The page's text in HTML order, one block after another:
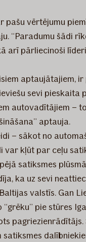
vērtējumu
“Paradumu šādi
arī pārliecinoši
sevi pieskaita
autovadītājiem –
aptauja.
– sākot no
kļūt par ceļu
satiksmes
ka uz sevi
valstīs. Gan
pie stūres